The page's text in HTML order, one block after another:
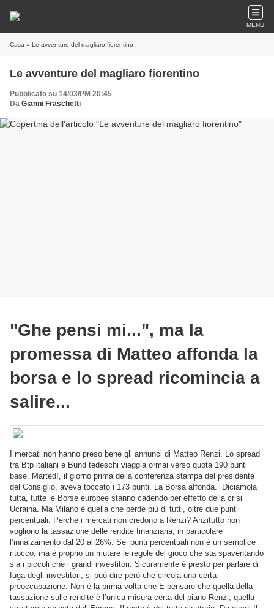
MENU
Casa » Le avventure del magliaro fiorentino
Le avventure del magliaro fiorentino
Pubblicato su 14/03/PM 20:45
Da Gianni Fraschetti
"Ghe pensi mi...", ma la
promessa di Matteo affonda la
borsa e lo spread ricomincia a
salire...
I mercati non hanno preso bene gli annunci di Matteo Renzi. Lo spread
tra Btp italiani e Bund tedeschi viaggia ormai verso quota 190 punti
base. Martedì, il giorno prima della conferenza stampa del presidente
del Consiglio, aveva toccato i 173 punti. La Borsa affonda.
Diciamola
tutta, tutte le Borse europee stanno cadendo per effetto della crisi
Ucraina. Ma Milano è quella che perde più di tutti, oltre due punti
percentuali. Perché i mercati non credono a Renzi? Anzitutto non
vogliono la tassazione delle rendite finanziaria, in particolare
l’innalzamento dal 20 al 26%. Sei punti percentuali non è un semplice
ritocco, ma è proprio un mutare le regole del gioco che sta spaventando
sia i piccoli che i grandi investitori. Sicuramente è presto per parlare di
fuga degli investitori, si può dire però che circola una certa
preoccupazione. Non è la prima volta che E pensare che quella della
tassazione sulle rendite è l’unica misura certa del piano Renzi, quella